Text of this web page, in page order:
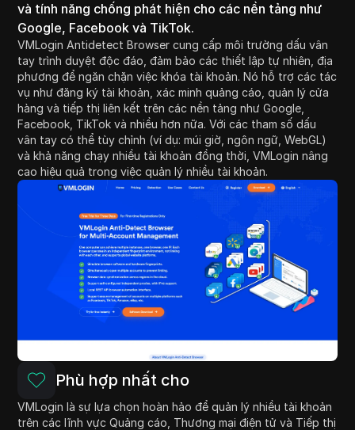
và tính năng chống phát hiện cho các nền tảng như
Google, Facebook và TikTok.
VMLogin Antidetect Browser cung cấp môi trường dấu vân
tay trình duyệt độc đáo, đảm bảo các thiết lập tự nhiên, địa
phương để ngăn chặn việc khóa tài khoản. Nó hỗ trợ các tác
vụ như đăng ký tài khoản, xác minh quảng cáo, quản lý cửa
hàng và tiếp thị liên kết trên các nền tảng như Google,
Facebook, TikTok và nhiều hơn nữa. Với các tham số dấu
vân tay có thể tùy chỉnh (ví dụ: múi giờ, ngôn ngữ, WebGL)
và khả năng chạy nhiều tài khoản đồng thời, VMLogin nâng
cao hiệu quả trong việc quản lý nhiều tài khoản.
Phù hợp nhất cho
VMLogin là sự lựa chọn hoàn hảo để quản lý nhiều tài khoản
trên các lĩnh vực Quảng cáo, Thương mại điện tử và Tiếp thị